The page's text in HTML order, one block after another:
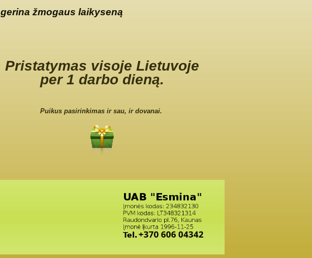
gerina žmogaus laikyseną
Pristatymas visoje Lietuvoje
per 1 darbo dieną.
Puikus pasirinkimas ir sau, ir dovanai.